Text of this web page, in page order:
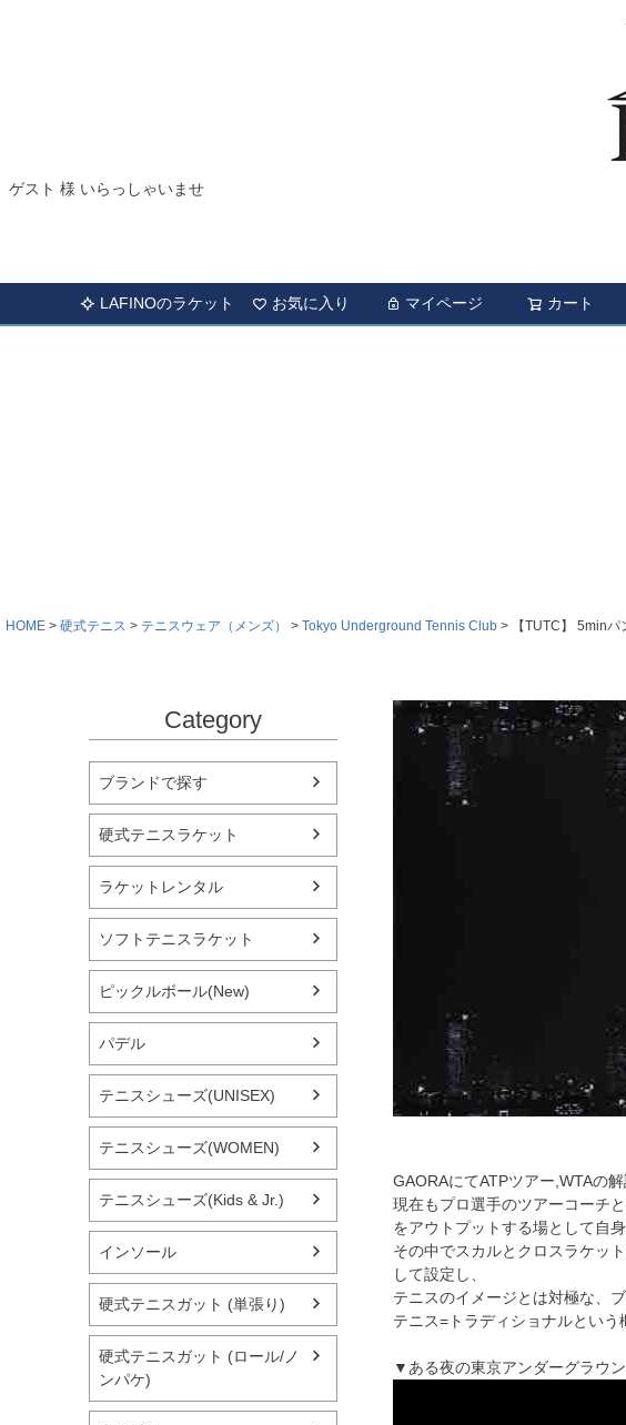
ゲスト 様 いらっしゃいませ
LAFINOのラケット お気に入り マイページ カート
HOME 硬式テニス テニスウェア（メンズ） Tokyo Underground Tennis Club 【TUTC】 5min
Category
ブランドで探す
硬式テニスラケット
ラケットレンタル
ソフトテニスラケット
ピックルボール(New)
パデル
テニスシューズ(UNISEX)
テニスシューズ(WOMEN)
テニスシューズ(Kids & Jr.)
インソール
硬式テニスガット (単張り)
硬式テニスガット (ロール/ノ
ンパケ)
GAORAにてATPツアー,WTAの
現在もプロ選手のツアーコーチ
をアウトプットする場として自
その中でスカルとクロスラケッ
して設定し、
テニスのイメージとは対極な、
テニス=トラディショナルという
▼ある夜の東京アンダーグラウ